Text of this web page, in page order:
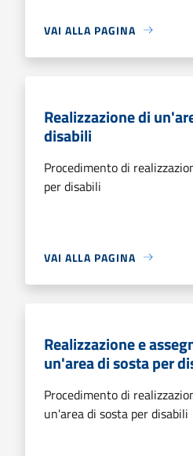
VAI ALLA PAGINA
Realizzazione di
disabili
Procedimento di
per disabili
VAI ALLA PAGINA
Realizzazione e
un'area di sosta per
Procedimento di
un'area di sosta per disabili